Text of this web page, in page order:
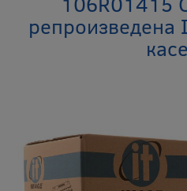
репроизведена